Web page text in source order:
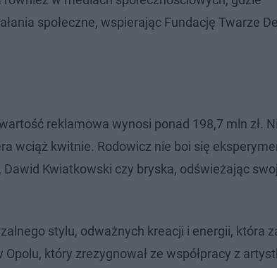
społeczne, wspierając Fundację Twarze
reklamowa wynosi ponad 198,7 mln zł.
wciąż kwitnie. Rodowicz nie boi się
Kwiatkowski czy bryska, odświeżając
stylu, odważnych kreacji i energii, która
który zrezygnował ze współpracy z